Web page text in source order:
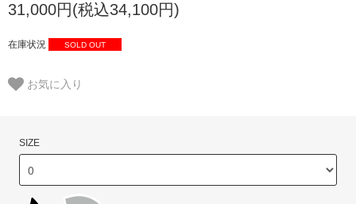
31,000円(税込34,100円)
在庫状況 SOLD OUT
お気に入り
SIZE